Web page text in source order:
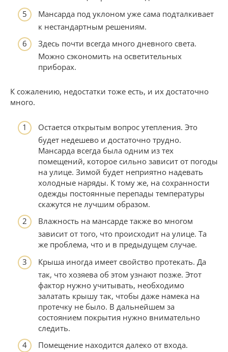
Мансарда под уклоном уже сама подталкивает
к нестандартным решениям.
Здесь почти всегда много дневного света.
Можно сэкономить на осветительных
приборах.
К сожалению, недостатки тоже есть, и их достаточно
много.
Остается открытым вопрос утепления. Это
будет недешево и достаточно трудно.
Мансарда всегда была одним из тех
помещений, которое сильно зависит от погоды
на улице. Зимой будет неприятно надевать
холодные наряды. К тому же, на сохранности
одежды постоянные перепады температуры
скажутся не лучшим образом.
Влажность на мансарде также во многом
зависит от того, что происходит на улице. Та
же проблема, что и в предыдущем случае.
Крыша иногда имеет свойство протекать. Да
так, что хозяева об этом узнают позже. Этот
фактор нужно учитывать, необходимо
залатать крышу так, чтобы даже намека на
протечку не было. В дальнейшем за
состоянием покрытия нужно внимательно
следить.
Помещение находится далеко от входа.